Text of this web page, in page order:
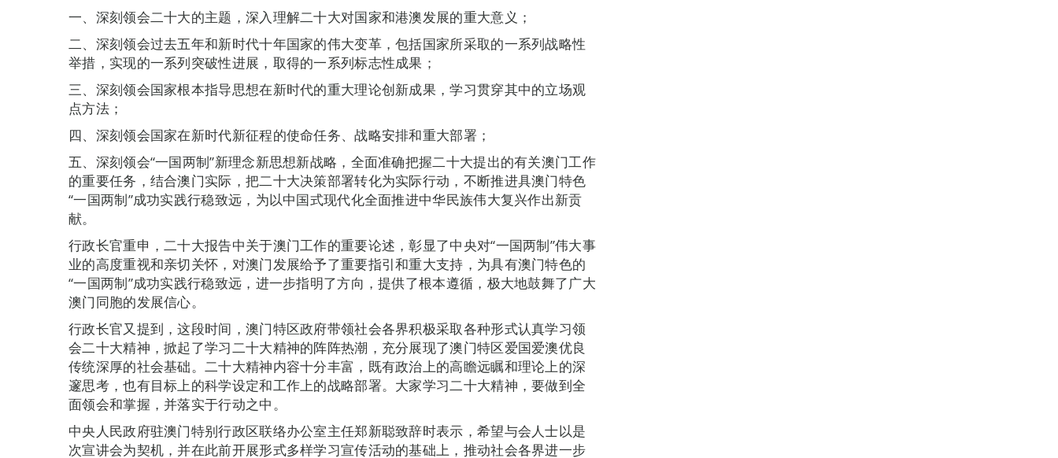
一、深刻领会二十大的主题，深入理解二十大对国家和港澳发展的重大意义；
二、深刻领会过去五年和新时代十年国家的伟大变革，包括国家所采取的一系列战略性
举措，实现的一系列突破性进展，取得的一系列标志性成果；
三、深刻领会国家根本指导思想在新时代的重大理论创新成果，学习贯穿其中的立场观
点方法；
四、深刻领会国家在新时代新征程的使命任务、战略安排和重大部署；
五、深刻领会“一国两制”新理念新思想新战略，全面准确把握二十大提出的有关澳门工作
的重要任务，结合澳门实际，把二十大决策部署转化为实际行动，不断推进具澳门特色
“一国两制”成功实践行稳致远，为以中国式现代化全面推进中华民族伟大复兴作出新贡
献。
行政长官重申，二十大报告中关于澳门工作的重要论述，彰显了中央对“一国两制”伟大事
业的高度重视和亲切关怀，对澳门发展给予了重要指引和重大支持，为具有澳门特色的
“一国两制”成功实践行稳致远，进一步指明了方向，提供了根本遵循，极大地鼓舞了广大
澳门同胞的发展信心。
行政长官又提到，这段时间，澳门特区政府带领社会各界积极采取各种形式认真学习领
会二十大精神，掀起了学习二十大精神的阵阵热潮，充分展现了澳门特区爱国爱澳优良
传统深厚的社会基础。二十大精神内容十分丰富，既有政治上的高瞻远瞩和理论上的深
邃思考，也有目标上的科学设定和工作上的战略部署。大家学习二十大精神，要做到全
面领会和掌握，并落实于行动之中。
中央人民政府驻澳门特别行政区联络办公室主任郑新聪致辞时表示，希望与会人士以是
次宣讲会为契机，并在此前开展形式多样学习宣传活动的基础上，推动社会各界进一步